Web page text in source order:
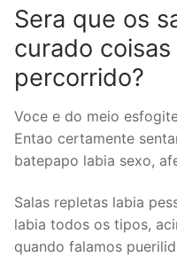
Sera que os
curado
percorrido?
Voce e do meio
Entao certamente
batepapo labia sexo,
Salas repletas labia
labia todos os tipos,
quando falamos